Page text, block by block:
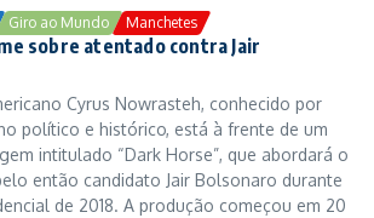
Giro ao Mundo Manchetes
2025
sobre atentado contra Jair
Cyrus Nowrasteh, conhecido por
político e histórico, está à frente de um
intitulado “Dark Horse”, que abordará o
então candidato Jair Bolsonaro durante
de 2018. A produção começou em 20